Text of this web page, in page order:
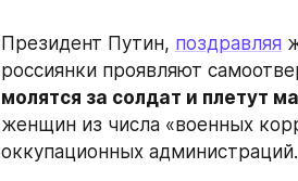
Президент Путин, поздравляя
молятся за солдат и плетут
женщин из числа «военных
оккупационных администраций.